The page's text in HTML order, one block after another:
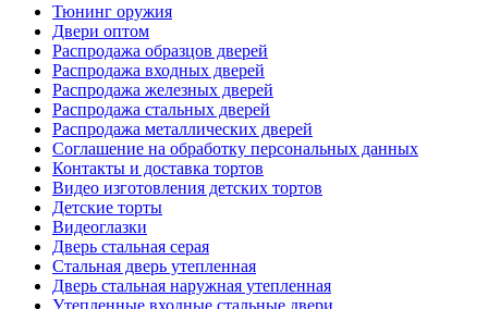
Тюнинг оружия
Двери оптом
Распродажа образцов дверей
Распродажа входных дверей
Распродажа железных дверей
Распродажа стальных дверей
Распродажа металлических дверей
Соглашение на обработку персональных данных
Контакты и доставка тортов
Видео изготовления детских тортов
Детские торты
Видеоглазки
Дверь стальная серая
Стальная дверь утепленная
Дверь стальная наружная утепленная
Утепленные входные стальные двери